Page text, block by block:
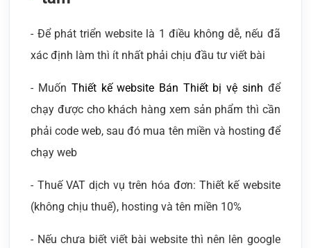
- Để phát triển website là 1 điều không dễ, nếu đã
xác định làm thì ít nhất phải chịu đầu tư viết bài
- Muốn Thiết kế website Bán Thiết bị vệ sinh để
chạy được cho khách hàng xem sản phẩm thì cần
phải code web, sau đó mua tên miền và hosting để
chạy web
- Thuế VAT dịch vụ trên hóa đơn: Thiết kế website
(không chịu thuế), hosting và tên miền 10%
- Nếu chưa biết viết bài website thì nên lên google